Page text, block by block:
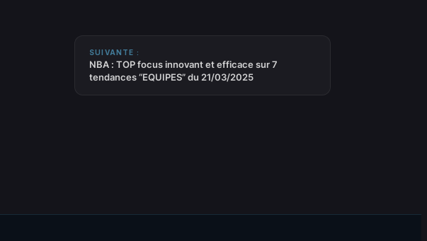
SUIVANTE :
NBA : TOP focus innovant et efficace sur 7
tendances “EQUIPES” du 21/03/2025